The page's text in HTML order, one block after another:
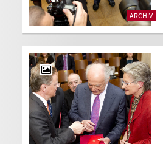
ARCHIV